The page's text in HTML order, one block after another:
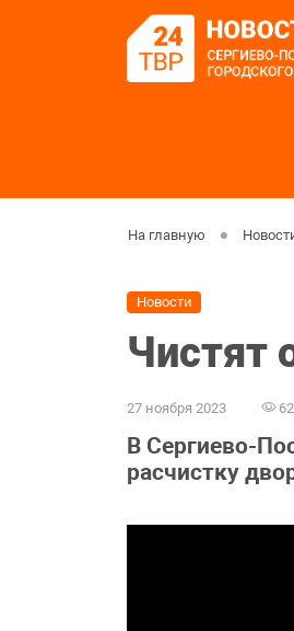
На главную
Новости
Чистят
27 ноября 2023
В Сергиево-
расчистку